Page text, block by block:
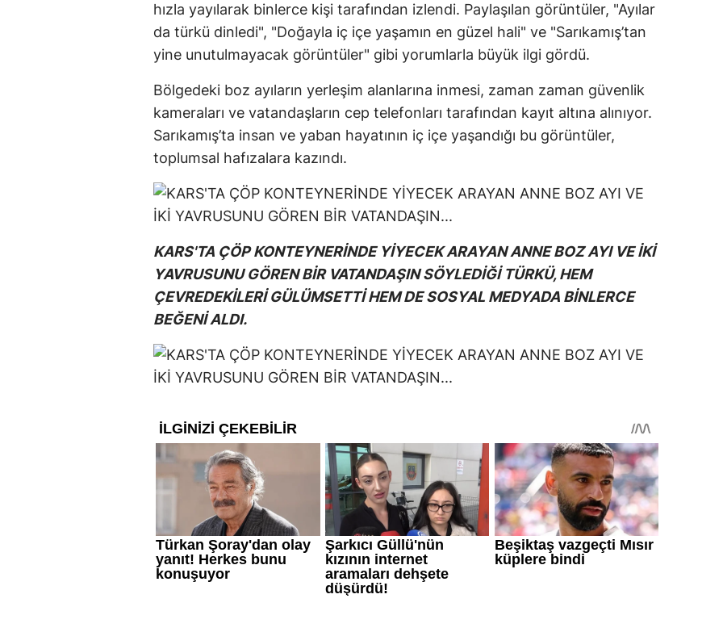
hızla yayılarak binlerce kişi tarafından izlendi. Paylaşılan görüntüler, "Ayılar
da türkü dinledi", "Doğayla iç içe yaşamın en güzel hali" ve "Sarıkamış’tan
yine unutulmayacak görüntüler" gibi yorumlarla büyük ilgi gördü.
Bölgedeki boz ayıların yerleşim alanlarına inmesi, zaman zaman güvenlik
kameraları ve vatandaşların cep telefonları tarafından kayıt altına alınıyor.
Sarıkamış’ta insan ve yaban hayatının iç içe yaşandığı bu görüntüler,
toplumsal hafızalara kazındı.
KARS'TA ÇÖP KONTEYNERİNDE YİYECEK ARAYAN ANNE BOZ AYI VE İKİ
YAVRUSUNU GÖREN BİR VATANDAŞIN SÖYLEDİĞİ TÜRKÜ, HEM
ÇEVREDEKİLERİ GÜLÜMSETTİ HEM DE SOSYAL MEDYADA BİNLERCE
BEĞENİ ALDI.